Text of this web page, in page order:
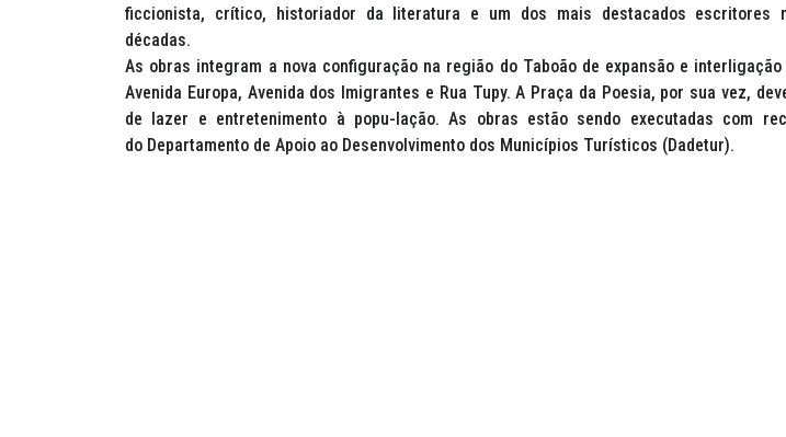
ficcionista, crítico, historiador da literatura e um dos mais destacados escritores
décadas.
As obras integram a nova configuração na região do Taboão de expansão e
Avenida Europa, Avenida dos Imigrantes e Rua Tupy. A Praça da Poesia, por sua vez,
de lazer e entretenimento à popu-lação. As obras estão sendo executadas com
do Departamento de Apoio ao Desenvolvimento dos Municípios Turísticos (Dadetur).